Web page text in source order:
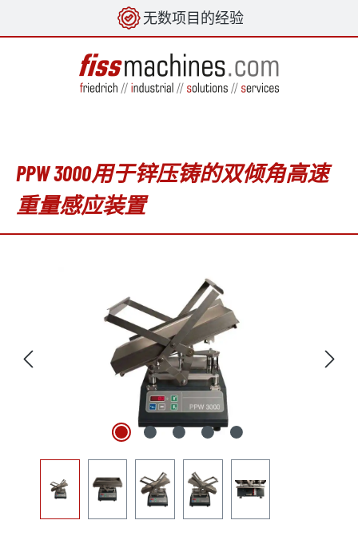
无数项目的经验
PPW 3000用于锌压铸的双倾角高速
重量感应装置